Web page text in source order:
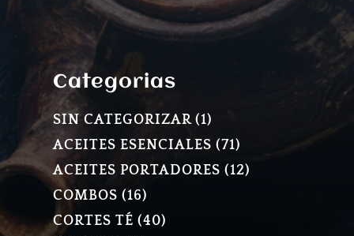
Categorias
SIN CATEGORIZAR 11
PRODUCTO
ACEITES ESENCIALES 7171
PRODUCTOS
ACEITES PORTADORES 1212
COMBOS 1616
PRODUCTOS
CORTES TÉ 4040